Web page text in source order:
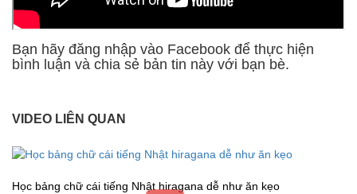
Bạn hãy đăng nhập vào Facebook để thực hiện
bình luận và chia sẻ bản tin này với bạn bè.
VIDEO LIÊN QUAN
Học bảng chữ cái tiếng Nhật hiragana dễ như ăn kẹo